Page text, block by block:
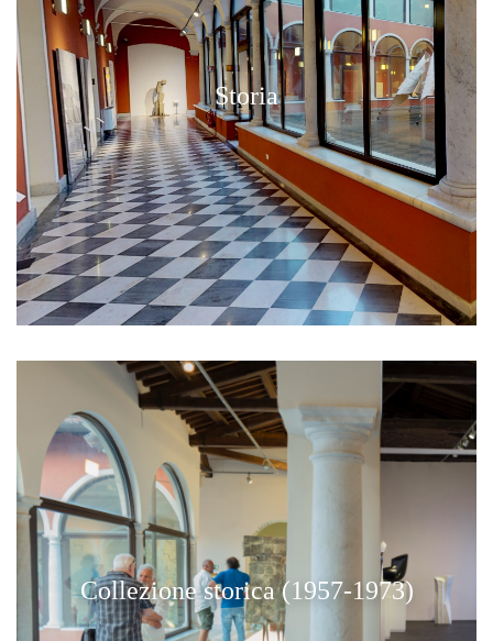
Storia
Collezione storica (1957-1973)